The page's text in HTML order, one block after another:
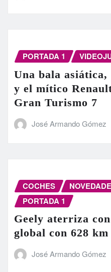
PORTADA 1
Una bala asiática,
y el mítico
Gran Turismo 7
José Armando Gómez
COCHES
PORTADA 1
Geely aterriza
global con 628
José Armando Gómez